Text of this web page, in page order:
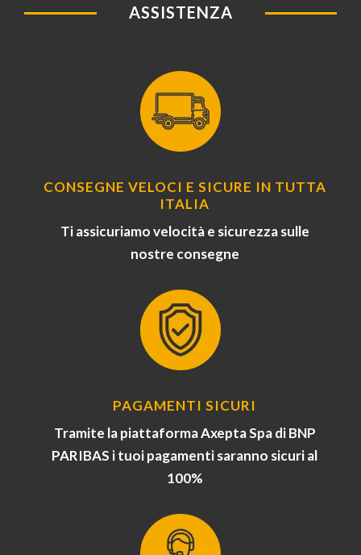
ASSISTENZA
CONSEGNE VELOCI E SICURE IN TUTTA
ITALIA
Ti assicuriamo velocità e sicurezza sulle
nostre consegne
PAGAMENTI SICURI
Tramite la piattaforma Axepta Spa di BNP
PARIBAS i tuoi pagamenti saranno sicuri al
100%